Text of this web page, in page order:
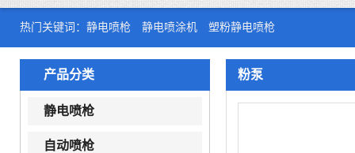
热门关键词： 静电喷枪 静电喷涂机 塑粉静电喷枪
产品分类
静电喷枪
自动喷枪
粉泵